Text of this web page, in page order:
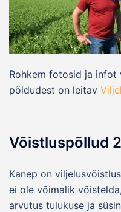
Rohkem fotosid ja infot
põldudest on leitav
Võistluspõllud
Kanep on
ei ole võimalik
arvutus tulukuse ja